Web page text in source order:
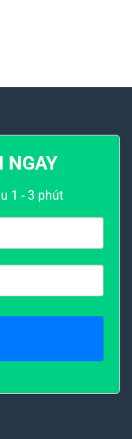
NGAY
1 - 3 phút